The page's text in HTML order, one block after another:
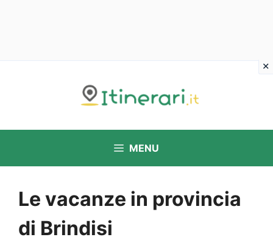
MENU
Le vacanze in provincia
di Brindisi